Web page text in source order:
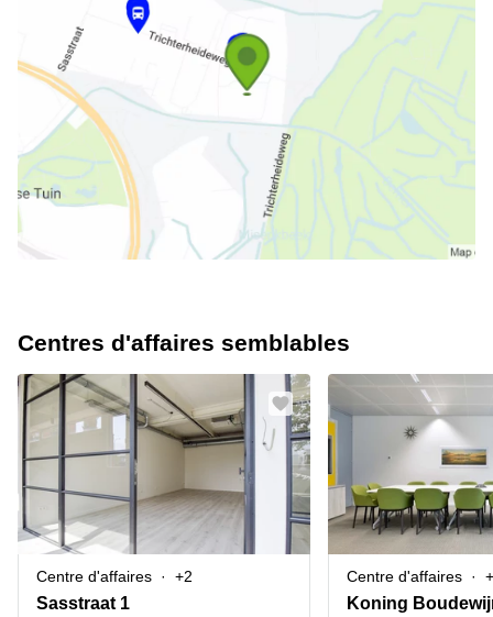
Centres d'affaires semblables
Centre d'affaires +2
Sasstraat 1
Centre d'affaires
Koning